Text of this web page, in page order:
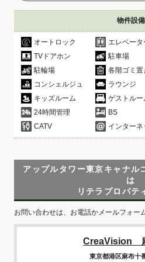
物件設備
オートロック エレベータ
TVドアホン
駐車場
駐輪場
各階ゴミ置
コンシェルジュ
ラウンジ
キッズルーム
ゲストルー
24時間管理
BS
CATV
インターネ
アップルタワー東京キャナル
は
リテラプロパテ
お問い合わせは、お電話かメールフォー
CreaVision
東京都港区麻布十